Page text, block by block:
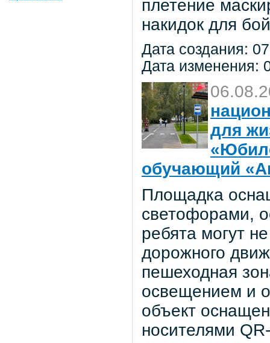
плетение
накидок для
Дата создания:
Дата изменения:
для
обучающий
Площадка
светофорами,
ребята могут
дорожного
пешеходная
освещением и
объект
носителями